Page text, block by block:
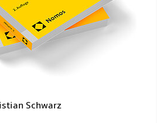
Schwarz